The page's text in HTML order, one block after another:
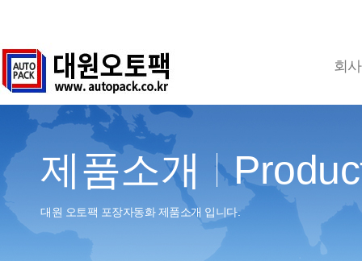
회
제품소개
대원 오토팩 포장자동화 제품소개 입니다.